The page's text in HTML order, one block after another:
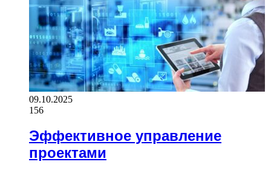
09.10.2025
156
Эффективное управление
проектами